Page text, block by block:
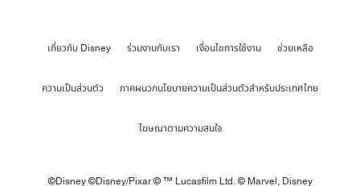
เกี่ยวกับ Disney ร่วมงานกับเรา เงื่อนไขการใช้งาน ช่วยเหลือ
ความเป็นส่วนตัว ภาคผนวกนโยบายความเป็นส่วนตัวสำหรับประเทศไทย
โฆษณาตามความสนใจ
©Disney ©Disney/Pixar © ™ Lucasfilm Ltd. © Marvel, Disney